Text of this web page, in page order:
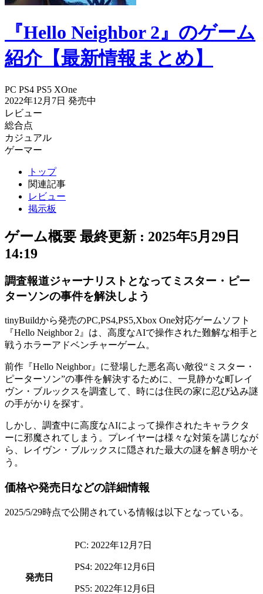
『Hello Neighbor 2』のゲーム
紹介【最新情報まとめ】
PC PS4 PS5 XOne
2022年12月7日 発売中
レビュー
総合点
カジュアル
ゲーマー
トップ
関連記事
レビュー
掲示板
ゲーム概要 最終更新 : 2025年5月29日
14:19
調査報道ジャーナリストとなってミスター・ピー
ターソンの事件を解決しよう
tinyBuildから発売のPC,PS4,PS5,Xbox One対応ゲームソフト
『Hello Neighbor 2』は、高度なAIで操作された難解な相手と
戦う ホラーアドベンチャーゲーム。
前作 『Hello Neighbor』 に登場した悪名高い敵役“ミスター・
ピーターソン”の事件を解決するために、一見静かな町レイ
ヴン・ブルックスを調査して、時には住民の家に忍び込み謎
の手がかりを探す。
しかし、調査中に高度なAIによって操作されたキャラクタ
ーに邪魔されてしまう。プレイヤーは様々な対策を講じなが
ら、レイヴン・ブルックスに隠された最大の謎を解き明かそ
う。
価格や発売日などの詳細情報
2025/5/29時点で公開されている情報は以下となっている。
発売日
PC: 2022年12月7日
PS4: 2022年12月6日
PS5: 2022年12月6日